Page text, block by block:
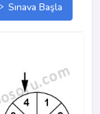
Sınava Başla